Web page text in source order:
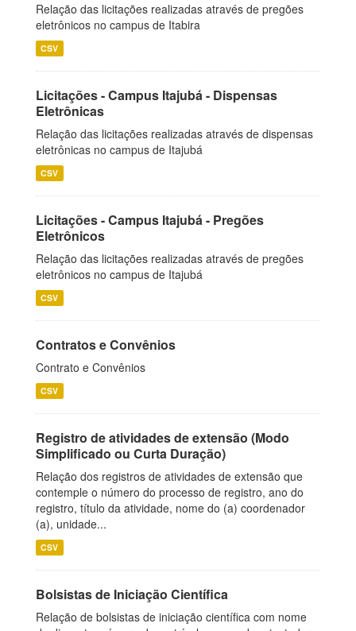
Relação das licitações realizadas através de pregões
eletrônicos no campus de Itabira
CSV
Licitações - Campus Itajubá - Dispensas
Eletrônicas
Relação das licitações realizadas através de dispensas
eletrônicas no campus de Itajubá
CSV
Licitações - Campus Itajubá - Pregões
Eletrônicos
Relação das licitações realizadas através de pregões
eletrônicos no campus de Itajubá
CSV
Contratos e Convênios
Contrato e Convênios
CSV
Registro de atividades de extensão (Modo
Simplificado ou Curta Duração)
Relação dos registros de atividades de extensão que
contemple o número do processo de registro, ano do
registro, título da atividade, nome do (a) coordenador
(a), unidade...
CSV
Bolsistas de Iniciação Científica
Relação de bolsistas de iniciação científica com nome